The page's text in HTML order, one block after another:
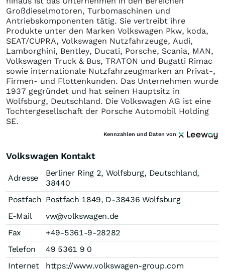
Großdieselmotoren, Turbomaschinen und
Antriebskomponenten tätig. Sie vertreibt ihre
Produkte unter den Marken Volkswagen Pkw, koda,
SEAT/CUPRA, Volkswagen Nutzfahrzeuge, Audi,
Lamborghini, Bentley, Ducati, Porsche, Scania, MAN,
Volkswagen Truck & Bus, TRATON und Bugatti Rimac
sowie internationale Nutzfahrzeugmarken an Privat-,
Firmen- und Flottenkunden. Das Unternehmen wurde
1937 gegründet und hat seinen Hauptsitz in
Wolfsburg, Deutschland. Die Volkswagen AG ist eine
Tochtergesellschaft der Porsche Automobil Holding
SE.
Kennzahlen und Daten von
Volkswagen Kontakt
Adresse
Berliner Ring 2, Wolfsburg, Deutschland,
38440
Postfach Postfach 1849, D-38436 Wolfsburg
E-Mail
vw@volkswagen.de
Fax
+49-5361-9-28282
Telefon
49 5361 9 0
Internet
https://www.volkswagen-group.com